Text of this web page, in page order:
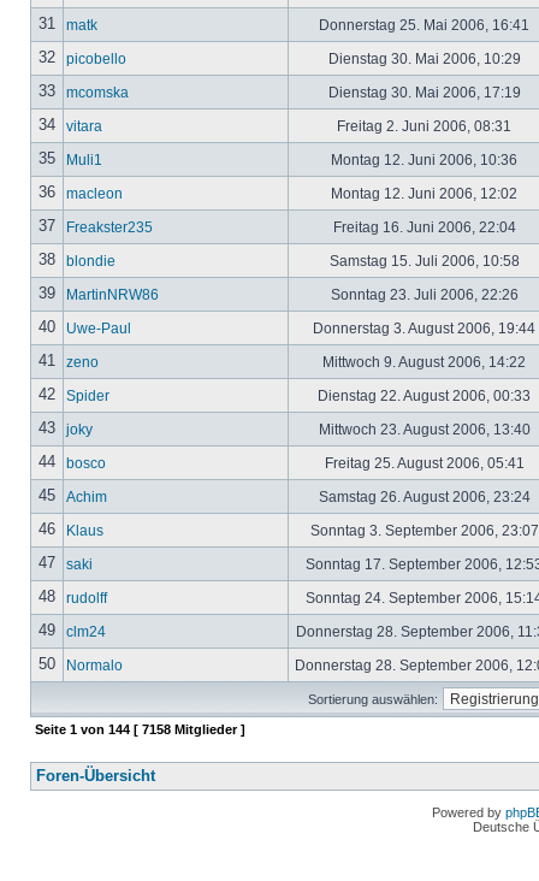
31 matk Donnerstag 25. Mai 2006, 16:41
32 picobello Dienstag 30. Mai 2006, 10:29
33 mcomska Dienstag 30. Mai 2006, 17:19
34 vitara Freitag 2. Juni 2006, 08:31
35 Muli1 Montag 12. Juni 2006, 10:36
36 macleon Montag 12. Juni 2006, 12:02
37 Freakster235 Freitag 16. Juni 2006, 22:04
38 blondie Samstag 15. Juli 2006, 10:58
39 MartinNRW86 Sonntag 23. Juli 2006, 22:26
40 Uwe-Paul Donnerstag 3. August 2006, 19:44
41 zeno Mittwoch 9. August 2006, 14:22
42 Spider Dienstag 22. August 2006, 00:33
43 joky Mittwoch 23. August 2006, 13:40
44 bosco Freitag 25. August 2006, 05:41
45 Achim Samstag 26. August 2006, 23:24
46 Klaus Sonntag 3. September 2006,
47 saki Sonntag 17. September 2006,
48 rudolff Sonntag 24. September 2006,
49 clm24 Donnerstag 28. September 2006,
50 Normalo Donnerstag 28. September 2006,
Sortierung auswählen:
Seite 1 von 144 [ 7158 Mitglieder ]
Foren-Übersicht
Powered by
Deutsche